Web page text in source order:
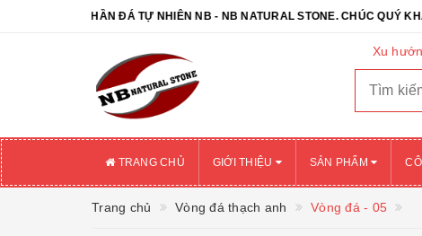
TY CỔ PHẦN ĐÁ TỰ NHIÊN NB - NB NATURAL STONE. CHÚC QUÝ KHÁCH
Xu
TRANG CHỦ GIỚI THIỆU SẢN PHẨM
Trang chủ Vòng đá thạch anh Vòng đá - 05